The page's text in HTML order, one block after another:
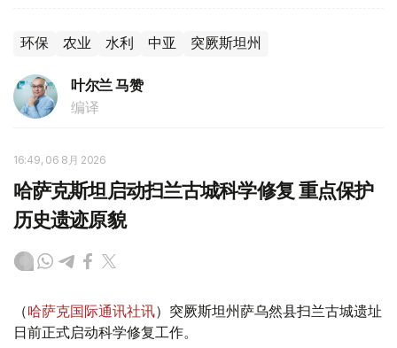
环保 农业 水利 中亚 突厥斯坦州
叶尔兰 马赞
编译
16:49, 06 8月 2026
哈萨克斯坦启动扫兰古城科学修复 重点保护
历史遗迹原貌
（哈萨克国际通讯社讯）突厥斯坦州萨乌然县扫兰古城遗址
日前正式启动科学修复工作。